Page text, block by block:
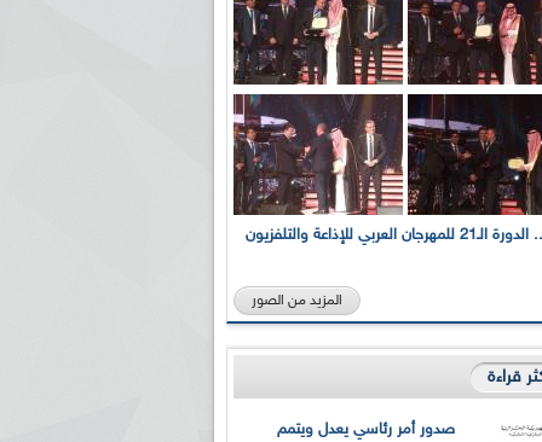
بالصور... الدورة الـ21 للمهرجان العربي للإذاعة والتلفزيون
المزيد من الصور
قراءة
صدور أمر رئاسي يعدل ويتمم